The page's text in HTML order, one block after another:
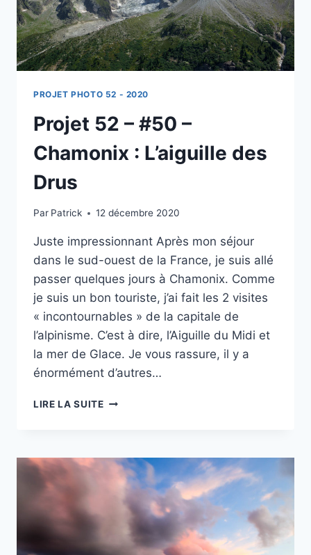
SAVOIE
PROJET PHOTO 52 - 2020
Projet 52 – #50 –
Chamonix : L’aiguille des
Drus
Par Patrick 12 décembre 2020
Juste impressionnant Après mon séjour
dans le sud-ouest de la France, je suis allé
passer quelques jours à Chamonix. Comme
je suis un bon touriste, j’ai fait les 2 visites
« incontournables » de la capitale de
l’alpinisme. C’est à dire, l’Aiguille du Midi et
la mer de Glace. Je vous rassure, il y a
énormément d’autres…
LIRE LA SUITEPROJET
–
CHAMONIX
L’AIGUILLE